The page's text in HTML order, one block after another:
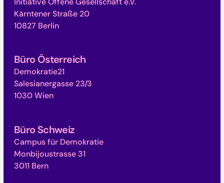
Kärntener Straße 20
10827 Berlin
Büro Österreich
Demokratie21
Salesianergasse 23/3
1030 Wien
Büro Schweiz
Campus für Demokratie
Monbijoustrasse 31
3011 Bern